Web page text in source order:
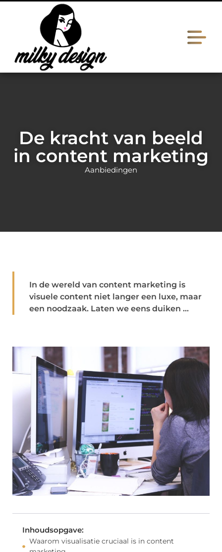
De kracht van beeld
in content marketing
Aanbiedingen
In de wereld van content marketing is
visuele content niet langer een luxe, maar
een noodzaak. Laten we eens duiken ...
Inhoudsopgave:
Waarom visualisatie cruciaal is in content